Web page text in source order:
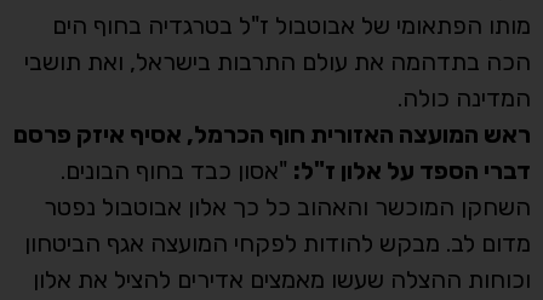
מותו הפתאומי של אבוטבול ז"ל בטרגדיה בחוף הים
הכה בתדהמה את עולם התרבות בישראל, ואת תושבי
המדינה כולה.
ראש המועצה האזורית חוף הכרמל, אסיף איזק פרסם
דברי הספד על אלון ז"ל: "אסון כבד בחוף הבונים.
השחקן המוכשר והאהוב כל כך אלון אבוטבול נפטר
מדום לב. מבקש להודות לפקחי המועצה אגף הביטחון
וכוחות ההצלה שעשו מאמצים אדירים להציל את אלון